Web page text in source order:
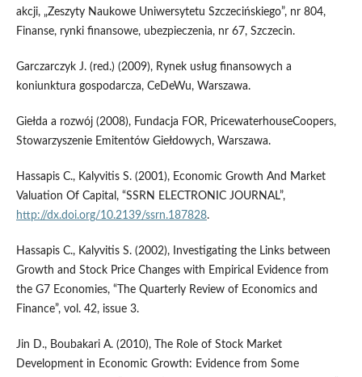
akcji, „Zeszyty Naukowe Uniwersy­tetu Szczecińskiego”, nr 804,
Finanse, rynki finansowe, ubezpieczenia, nr 67, Szczecin.
Garczarczyk J. (red.) (2009), Rynek usług finansowych a
koniunktura gospodarcza, CeDeWu, War­szawa.
Giełda a rozwój (2008), Fundacja FOR, PricewaterhouseCoopers,
Stowarzyszenie Emitentów Gieł­dowych, Warszawa.
Hassapis C., Kalyvitis S. (2001), Economic Growth And Market
Valuation Of Capital, “SSRN ELECTRONIC JOURNAL”,
http://dx.doi.org/10.2139/ssrn.187828.
Hassapis C., Kalyvitis S. (2002), Investigating the Links between
Growth and Stock Price Changes with Empirical Evidence from
the G7 Economies, “The Quarterly Review of Economics and
Finance”, vol. 42, issue 3.
Jin D., Boubakari A. (2010), The Role of Stock Market
Development in Economic Growth: Evidence from Some